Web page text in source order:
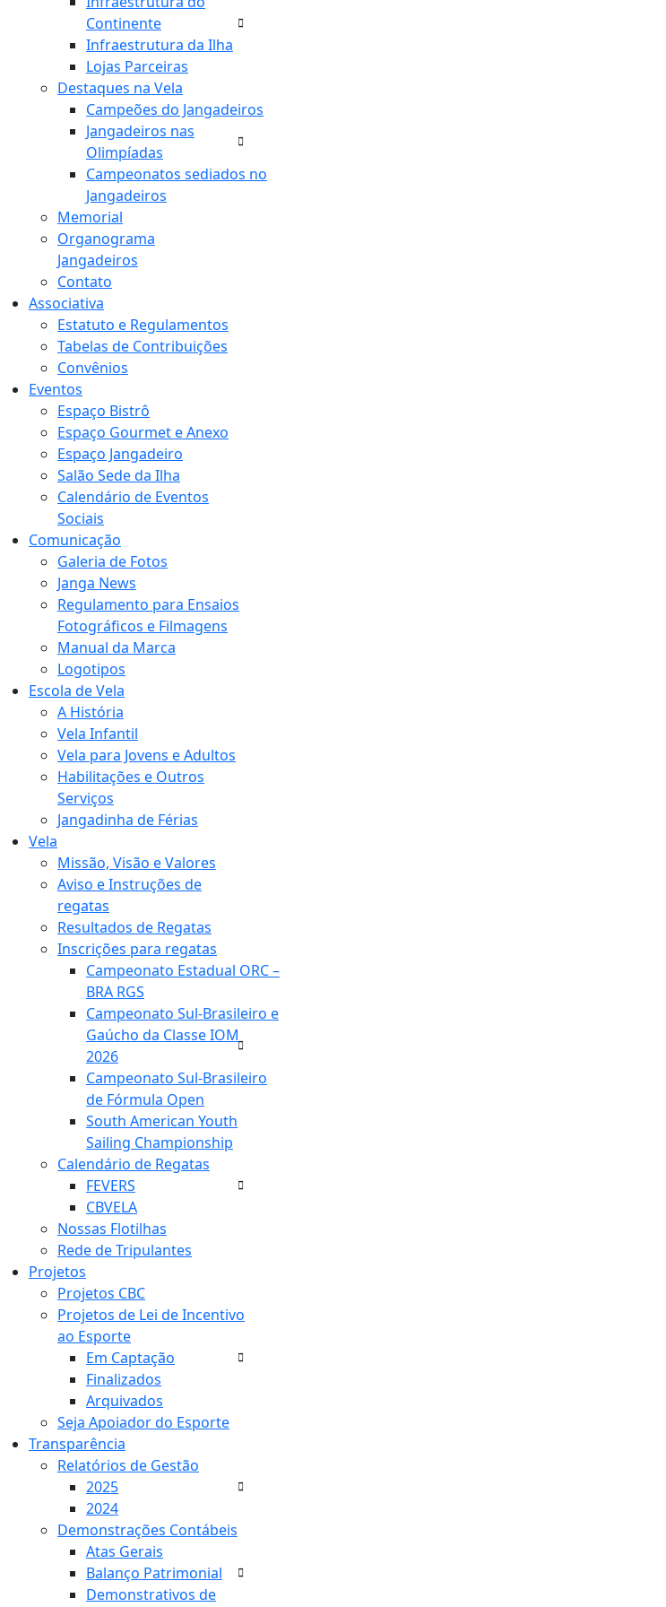
Continente
Infraestrutura da Ilha
Lojas Parceiras
Destaques na Vela
Campeões do Jangadeiros
Jangadeiros nas
Olimpíadas
Campeonatos sediados no
Jangadeiros
Memorial
Organograma
Jangadeiros
Contato
Associativa
Estatuto e Regulamentos
Tabelas de Contribuições
Convênios
Eventos
Espaço Bistrô
Espaço Gourmet e Anexo
Espaço Jangadeiro
Salão Sede da Ilha
Calendário de Eventos
Sociais
Comunicação
Galeria de Fotos
Janga News
Regulamento para Ensaios
Fotográficos e Filmagens
Manual da Marca
Logotipos
Escola de Vela
A História
Vela Infantil
Vela para Jovens e Adultos
Habilitações e Outros
Serviços
Jangadinha de Férias
Vela
Missão, Visão e Valores
Aviso e Instruções de
regatas
Resultados de Regatas
Inscrições para regatas
Campeonato Estadual ORC –
BRA RGS
Campeonato Sul-Brasileiro e
Gaúcho da Classe IOM
2026
Campeonato Sul-Brasileiro
de Fórmula Open
South American Youth
Sailing Championship
Calendário de Regatas
FEVERS
CBVELA
Nossas Flotilhas
Rede de Tripulantes
Projetos
Projetos CBC
Projetos de Lei de Incentivo
ao Esporte
Em Captação
Finalizados
Arquivados
Seja Apoiador do Esporte
Transparência
Relatórios de Gestão
2025
2024
Demonstrações Contábeis
Atas Gerais
Balanço Patrimonial
Demonstrativos de